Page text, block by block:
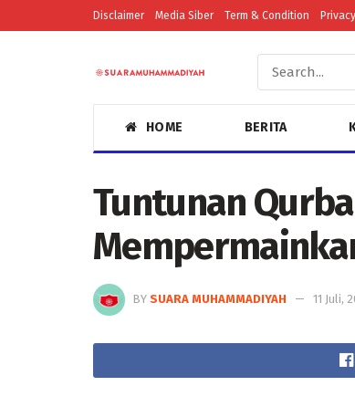
Disclaimer Media Siber Term & Condition
HOME BERITA
Tuntunan
BY SUARA MUHAMMADIYAH 11 Juli,